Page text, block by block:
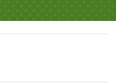
／ＢＳ・ＣＳ／敷
ン／防犯カメラ／
証人不要／二人入
要／眺望良好／ロ